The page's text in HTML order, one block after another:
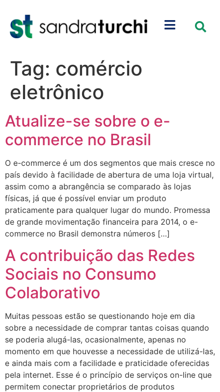
Tag: comércio
eletrônico
Atualize-se sobre o e-
commerce no Brasil
O e-commerce é um dos segmentos que mais cresce no
país devido à facilidade de abertura de uma loja virtual,
assim como a abrangência se comparado às lojas
físicas, já que é possível enviar um produto
praticamente para qualquer lugar do mundo. Promessa
de grande movimentação financeira para 2014, o e-
commerce no Brasil demonstra números […]
A contribuição das Redes
Sociais no Consumo
Colaborativo
Muitas pessoas estão se questionando hoje em dia
sobre a necessidade de comprar tantas coisas quando
se poderia alugá-las, ocasionalmente, apenas no
momento em que houvesse a necessidade de utilizá-las,
e ainda mais com a facilidade e praticidade oferecidas
pela internet. Esse é o princípio de serviços on-line que
permitem conectar proprietários de produtos